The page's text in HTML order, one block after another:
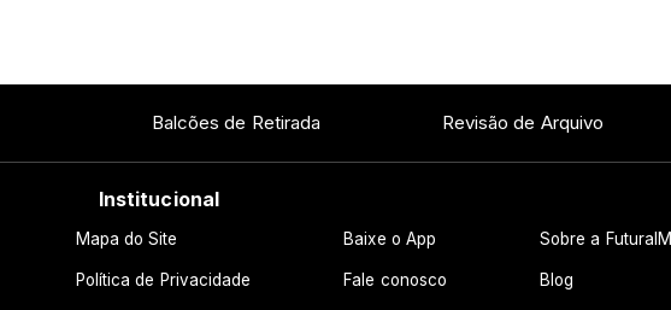
Balcões de Retirada Revisão de Arquivo
Institucional
Mapa do Site Baixe o App Sobre a FuturaIM
Política de Privacidade Fale conosco Blog